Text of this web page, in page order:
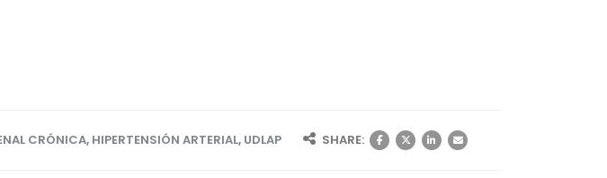
CRÓNICA, HIPERTENSIÓN ARTERIAL, UDLAP SHARE: